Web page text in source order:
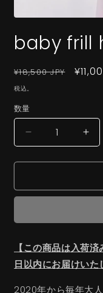
ダ
メ
デ
ア
(1)
baby frill
通
常
格
¥18,500 JPY
セ
価
格
税込。
数量
frill
hoodie(pink)
数
を
ら
す
baby
frill
数
を
や
す
【この商品は入荷
日以内にお届けいた
2020年から毎年大